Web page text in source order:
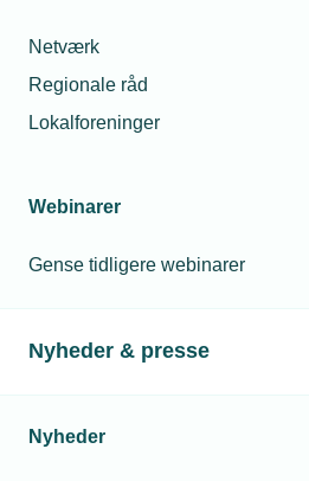
Netværk
Regionale råd
Lokalforeninger
Webinarer
Gense tidligere webinarer
Nyheder & presse
Nyheder